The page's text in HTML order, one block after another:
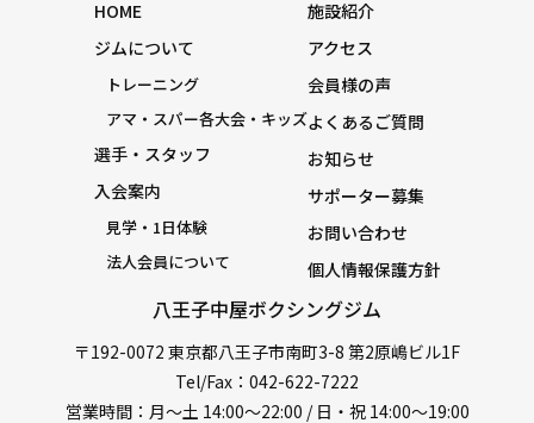
八王子中屋ボクシングジム
〒192-0072 東京都八王子市南町3-8 第2原嶋ビル1F
Tel/Fax：042-622-7222
営業時間：月〜土 14:00〜22:00 / 日・祝 14:00〜19:00
HOME
ジムについて
トレーニング
アマ・スパー各大会・キッズ
選手・スタッフ
入会案内
見学・1日体験
法人会員について
施設紹介
アクセス
会員様の声
よくあるご質問
お知らせ
サポーター募集
お問い合わせ
個人情報保護方針